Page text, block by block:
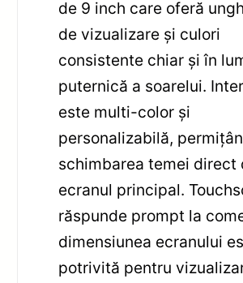
de 9 inch care oferă
de vizualizare și culori
consistente chiar și în
puternică a soarelui.
este multi-color și
personalizabilă,
schimbarea temei direct
ecranul principal.
răspunde prompt la
dimensiunea ecranului
potrivită pentru